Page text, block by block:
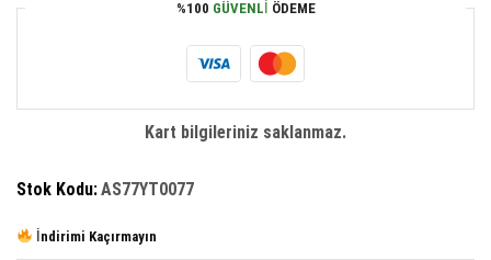
adet
%100 GÜVENLI ÖDEME
Kart bilgileriniz saklanmaz.
Stok Kodu:AS77YT0077
İndirimi Kaçırmayın